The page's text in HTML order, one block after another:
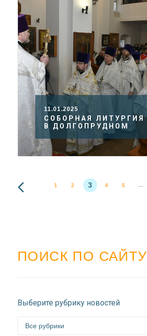
11.01.2025
СОБОРНАЯ ЛИТУРГИЯ
В ДОЛГОПРУДНОМ
1 2 3 4 5 …
ПОИСК ПО САЙТУ
Выберите рубрику новостей